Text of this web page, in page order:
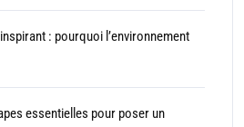
: pourquoi l’environnement
essentielles pour poser un